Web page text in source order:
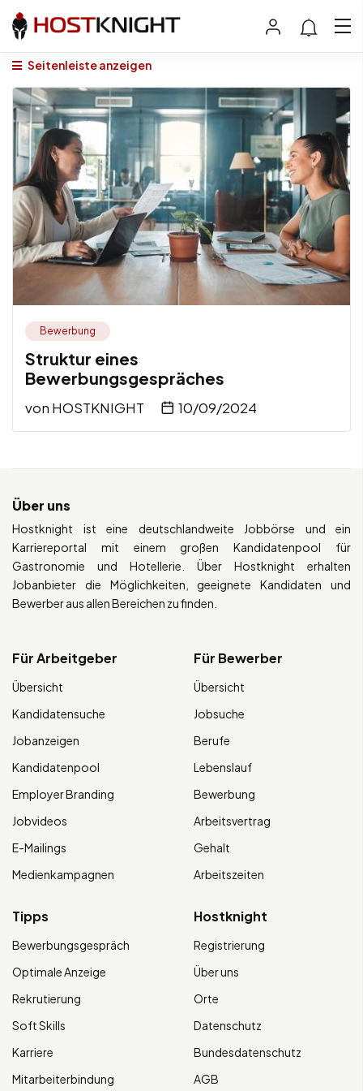
Seitenleiste anzeigen
Bewerbung
Struktur eines
Bewerbungsgespräches
von HOSTKNIGHT 10/09/2024
Über uns
Hostknight ist eine deutschlandweite Jobbörse und ein
Karriereportal mit einem großen Kandidatenpool für
Gastronomie und Hotellerie. Über Hostknight erhalten
Jobanbieter die Möglichkeiten, geeignete Kandidaten und
Bewerber aus allen Bereichen zu finden.
Für Arbeitgeber
Übersicht
Kandidatensuche
Jobanzeigen
Kandidatenpool
Employer Branding
Jobvideos
E-Mailings
Medienkampagnen
Für Bewerber
Übersicht
Jobsuche
Berufe
Lebenslauf
Bewerbung
Arbeitsvertrag
Gehalt
Arbeitszeiten
Tipps
Bewerbungsgespräch
Optimale Anzeige
Rekrutierung
Soft Skills
Karriere
Mitarbeiterbindung
Hostknight
Registrierung
Über uns
Orte
Datenschutz
Bundesdatenschutz
AGB